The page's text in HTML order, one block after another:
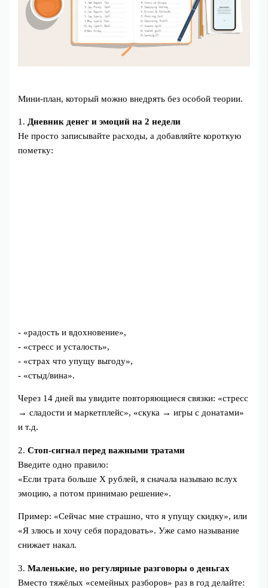
Мини‑план, который можно внедрять без особой теории.
1.Дневник денег и эмоций на 2 недели
Не просто записывайте расходы, а добавляйте короткую
пометку:
- «радость и вдохновение»,
- «стресс и усталость»,
- «страх что упущу выгоду»,
- «стыд/вина».
Через 14 дней вы увидите повторяющиеся связки: «стресс
→ сладости и маркетплейс», «скука → игры с донатами»
и т.д.
2.Стоп-сигнал перед важными тратами
Введите одно правило:
«Если трата больше X рублей, я сначала называю вслух
эмоцию, а потом принимаю решение».
Пример: «Сейчас мне страшно, что я упущу скидку», или
«Я злюсь и хочу себя порадовать». Уже само называние
снижает накал.
3.Маленькие, но регулярные разговоры о деньгах
Вместо тяжёлых «семейных разборов» раз в год делайте: